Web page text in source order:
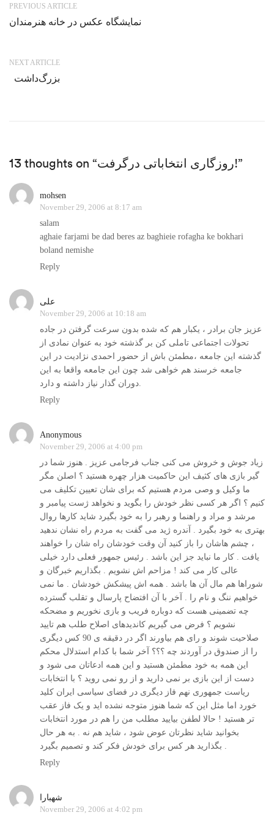
PREVIOUS ARTICLE
نمایشگاه عکس در خانه هنرمندان
NEXT ARTICLE
بزرگ‌داشت
13 thoughts on “روزگاری انتخاباتی درگرفت!”
mohsen
November 29, 2006 at 8:17 am
salam
aghaie farjami be dad beres az baghieie rofagha ke bokhari
boland nemishe
Reply
علی
November 29, 2006 at 10:18 am
عزیز جان برادر ، یکبار هم که شده بدون سرعت گرفتن در جاده
تحولات اجتماعی تاملی کن بر گذشته خود به عنوان نمادی از
گذشته این جامعه ،مطمئن باش از حضور احمدی نژادیت در این
جامعه خرسند هم خواهی شد چون این جامعه واقعا به این
دوران گذار نیاز داشته و دارد.
Reply
Anonymous
November 29, 2006 at 4:00 pm
زیاد جوش و خروش می کنی جناب فرجامی عزیز . هنوز شما در
گیر بازی های کثیف این حاکمیت هزار چهره هستید ؟ اصلن مگر
ما وکیل و وصی مردم هستیم که برای شان تعیین تکلیف می
کنیم ؟ اگر هر کسی نظر خودش را بگوید و نخواهد ژست پیامبر و
مرشد و مراد و راهنما و رهبر را به خود بگیرد شاید کارها روال
بهتری به خود بگیرد . آندره ژید می گفت به مردم راه نشان ندهید
، چشم هاشان را باز کنید آن وقت خودشان راه شان را خواهند
یافت . کار ما نباید جز این باشد . رئیس جمهور فعلی دارد خیلی
عالی کار می کند ! مزاحم اش نشویم . بگذاریم خبرگان و
شوراها هم مال آن ها باشد . همه اش پیشکش خودشان . ما نمی
خواهیم ننگ و نام را . آخر با آن افتضاح پارسال و تقلب گسترده
چه تضمینی هست که دوباره فریب و بازی نخوریم و مضحکه
نشویم ؟ فرض می گیریم کاندیدهای اصلاح طلب هم تایید
صلاحیت شوند و رای هم بیاورند اگر در دقیقه ی 90 کس دیگری
را از صندوق در آوردند چه ؟؟؟ آخر شما با کدام استدلال محکم
این همه به خود مطمئن هستید و این همه ادعاتان می شود و
دست از این بازی بر نمی دارید و از رو نمی روید ؟ با انتخابات
ریاست جمهوری نهم فاز دیگری در فضای سیاسی ایران کلید
خورد اما مثل این که شما هنوز متوجه نشده اید و یک فاز عقب
تر هستید ! حالا لطفن بیایید مطلب من را هم در مورد انتخابات
بخوانید شاید نظرتان عوض شود ، شاید هم نه . به هر حال
بگذارید هر کس برای خودش فکر کند و تصمیم بگیرد .
Reply
شهبارا
November 29, 2006 at 4:02 pm